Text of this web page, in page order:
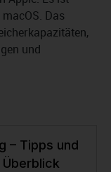
Das
und
– Tipps und